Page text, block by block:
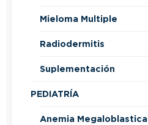
Mieloma Multiple
Radiodermitis
Suplementación
PEDIATRÍA
Anemia Megaloblastica